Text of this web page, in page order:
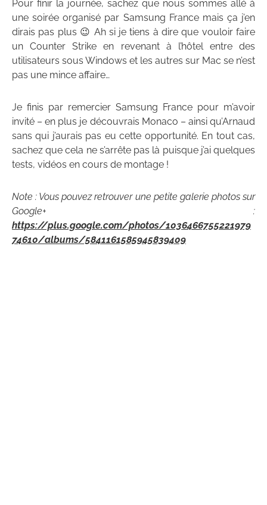
Pour finir la journée, sachez que nous sommes allé à
une soirée organisé par Samsung France mais ça j’en
dirais pas plus 😉 Ah si je tiens à dire que vouloir faire
un Counter Strike en revenant à l’hôtel entre des
utilisateurs sous Windows et les autres sur Mac se n’est
pas une mince affaire…
Je finis par remercier Samsung France pour m’avoir
invité – en plus je découvrais Monaco – ainsi qu’Arnaud
sans qui j’aurais pas eu cette opportunité. En tout cas,
sachez que cela ne s’arrête pas là puisque j’ai quelques
tests, vidéos en cours de montage !
Note : Vous pouvez retrouver une petite galerie photos sur
Google+ :
https://plus.google.com/photos/1036466755221979
74610/albums/5841161585945839409